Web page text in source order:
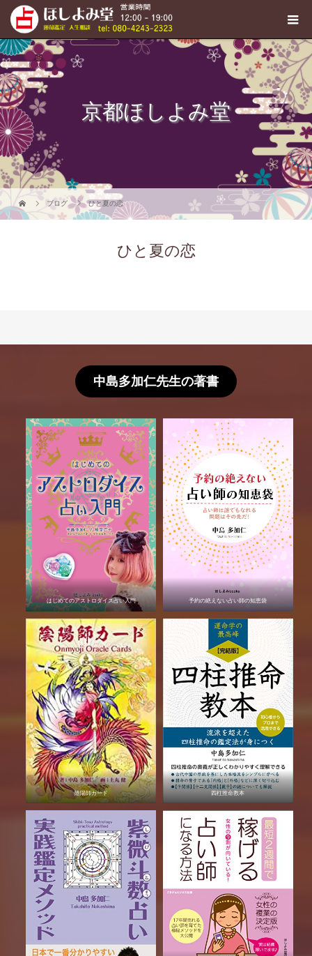
京都ほしよみ堂
ブログ ひと夏の恋
ひと夏の恋
中島多加仁先生の著書
はじめてのアストロダイス占い入門 予約の絶えない占い師の知恵袋
陰陽師カード 四柱推命教本